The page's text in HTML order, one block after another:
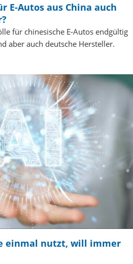
E-Autos aus China auch
für chinesische E-Autos endgültig
aber auch deutsche Hersteller.
einmal nutzt, will immer